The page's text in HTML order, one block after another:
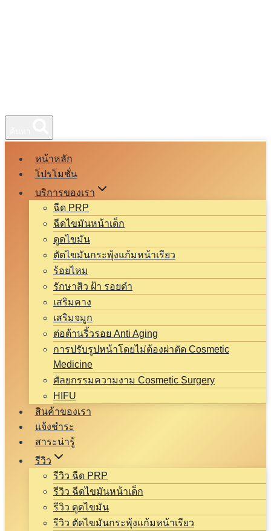
หน้าหลัก
โปรโมชั่น
บริการของเรา
ฉีด PRP
ฉีดไขมันหน้าเด็ก
ดูดไขมัน
ตัดไขมันกระพุ้งแก้มหน้าเรียว
ร้อยไหม
รักษาสิว ฝ้า รอยดำ
เสริมคาง
เสริมจมูก
ต่อต้านริ้วรอย Anti Aging
การปรับรูปหน้าโดยไม่ต้องผ่าตัด Cosmetic
Medicine
ศัลยกรรมความงาม Cosmetic Surgery
HIFU
สินค้าของเรา
แจ้งชำระ
สาระน่ารู้
รีวิว
รีวิว ฉีด PRP
รีวิว ฉีดไขมันหน้าเด็ก
รีวิว ดูดไขมัน
รีวิว ตัดไขมันกระพุ้งแก้มหน้าเรียว